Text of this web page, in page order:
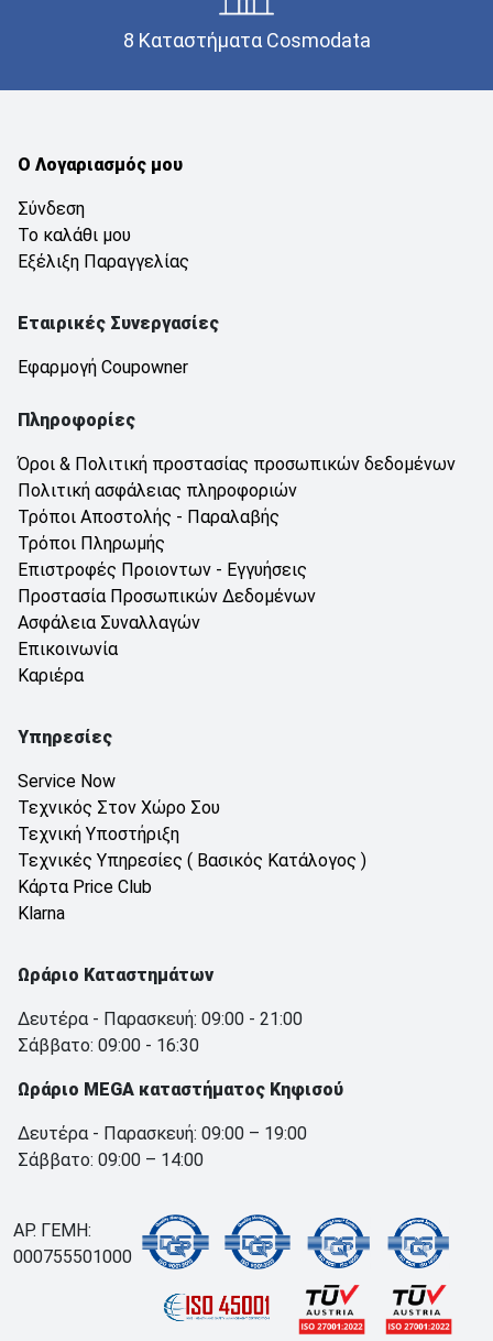
8 Καταστήματα Cosmodata
Ο Λογαριασμός μου
Σύνδεση
Το καλάθι μου
Εξέλιξη Παραγγελίας
Εταιρικές Συνεργασίες
Εφαρμογή Coupowner
Πληροφορίες
Όροι & Πολιτική προστασίας προσωπικών δεδομένων
Πολιτική ασφάλειας πληροφοριών
Τρόποι Αποστολής - Παραλαβής
Τρόποι Πληρωμής
Επιστροφές Προιοντων - Εγγυήσεις
Προστασία Προσωπικών Δεδομένων
Ασφάλεια Συναλλαγών
Επικοινωνία
Καριέρα
Υπηρεσίες
Service Now
Τεχνικός Στον Χώρο Σου
Τεχνική Υποστήριξη
Τεχνικές Υπηρεσίες ( Βασικός Κατάλογος )
Κάρτα Price Club
Klarna
Ωράριο Καταστημάτων
Δευτέρα - Παρασκευή: 09:00 - 21:00
Σάββατο: 09:00 - 16:30
Ωράριο MEGA καταστήματος Κηφισού
Δευτέρα - Παρασκευή: 09:00 – 19:00
Σάββατο: 09:00 – 14:00
ΑΡ. ΓΕΜΗ:
000755501000